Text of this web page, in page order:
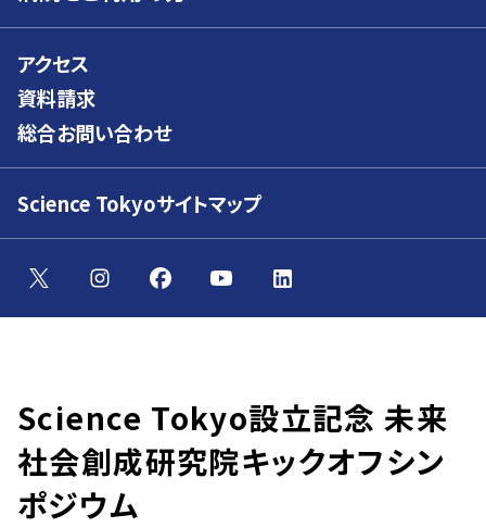
アクセス
資料請求
総合お問い合わせ
Science Tokyoサイトマップ
Science Tokyo設立記念 未来
社会創成研究院キックオフシン
ポジウム